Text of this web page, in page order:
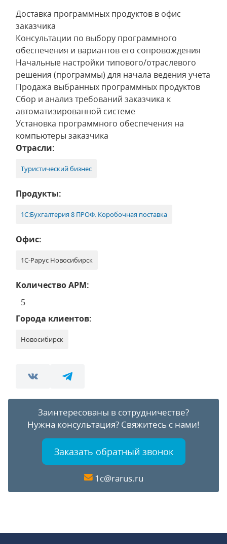
Доставка программных продуктов в офис
заказчика
Консультации по выбору программного
обеспечения и вариантов его сопровождения
Начальные настройки типового/отраслевого
решения (программы) для начала ведения учета
Продажа выбранных программных продуктов
Сбор и анализ требований заказчика к
автоматизированной системе
Установка программного обеспечения на
компьютеры заказчика
Отрасли:
Туристический бизнес
Продукты:
1С:Бухгалтерия 8 ПРОФ. Коробочная поставка
Офис:
1С-Рарус Новосибирск
Количество АРМ:
5
Города клиентов:
Новосибирск
Заинтересованы в сотрудничестве?
Нужна консультация? Свяжитесь с нами!
Заказать обратный звонок
1c@rarus.ru